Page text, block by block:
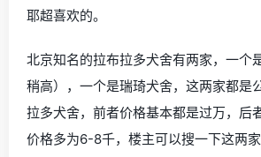
耶超喜欢的。
北京知名的拉布拉多犬舍有两家，一个
稍高），一个是瑞琦犬舍，这两家都是
拉多犬舍，前者价格基本都是过万，后
价格多为6-8千，楼主可以搜一下这两家